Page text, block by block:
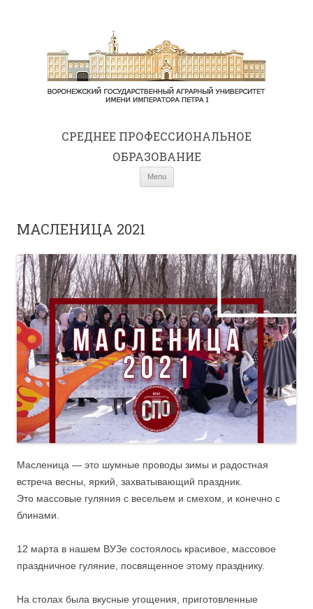
СРЕДНЕE ПРОФЕССИОНАЛЬНОЕ
ОБРАЗОВАНИЕ
Menu
МАСЛЕНИЦА 2021
Масленица — это шумные проводы зимы и радостная
встреча весны, яркий, захватывающий праздник.
Это массовые гуляния с весельем и смехом, и конечно с
блинами.
12 марта в нашем ВУЗе состоялось красивое, массовое
праздничное гуляние, посвященное этому празднику.
На столах была вкусные угощения, приготовленные